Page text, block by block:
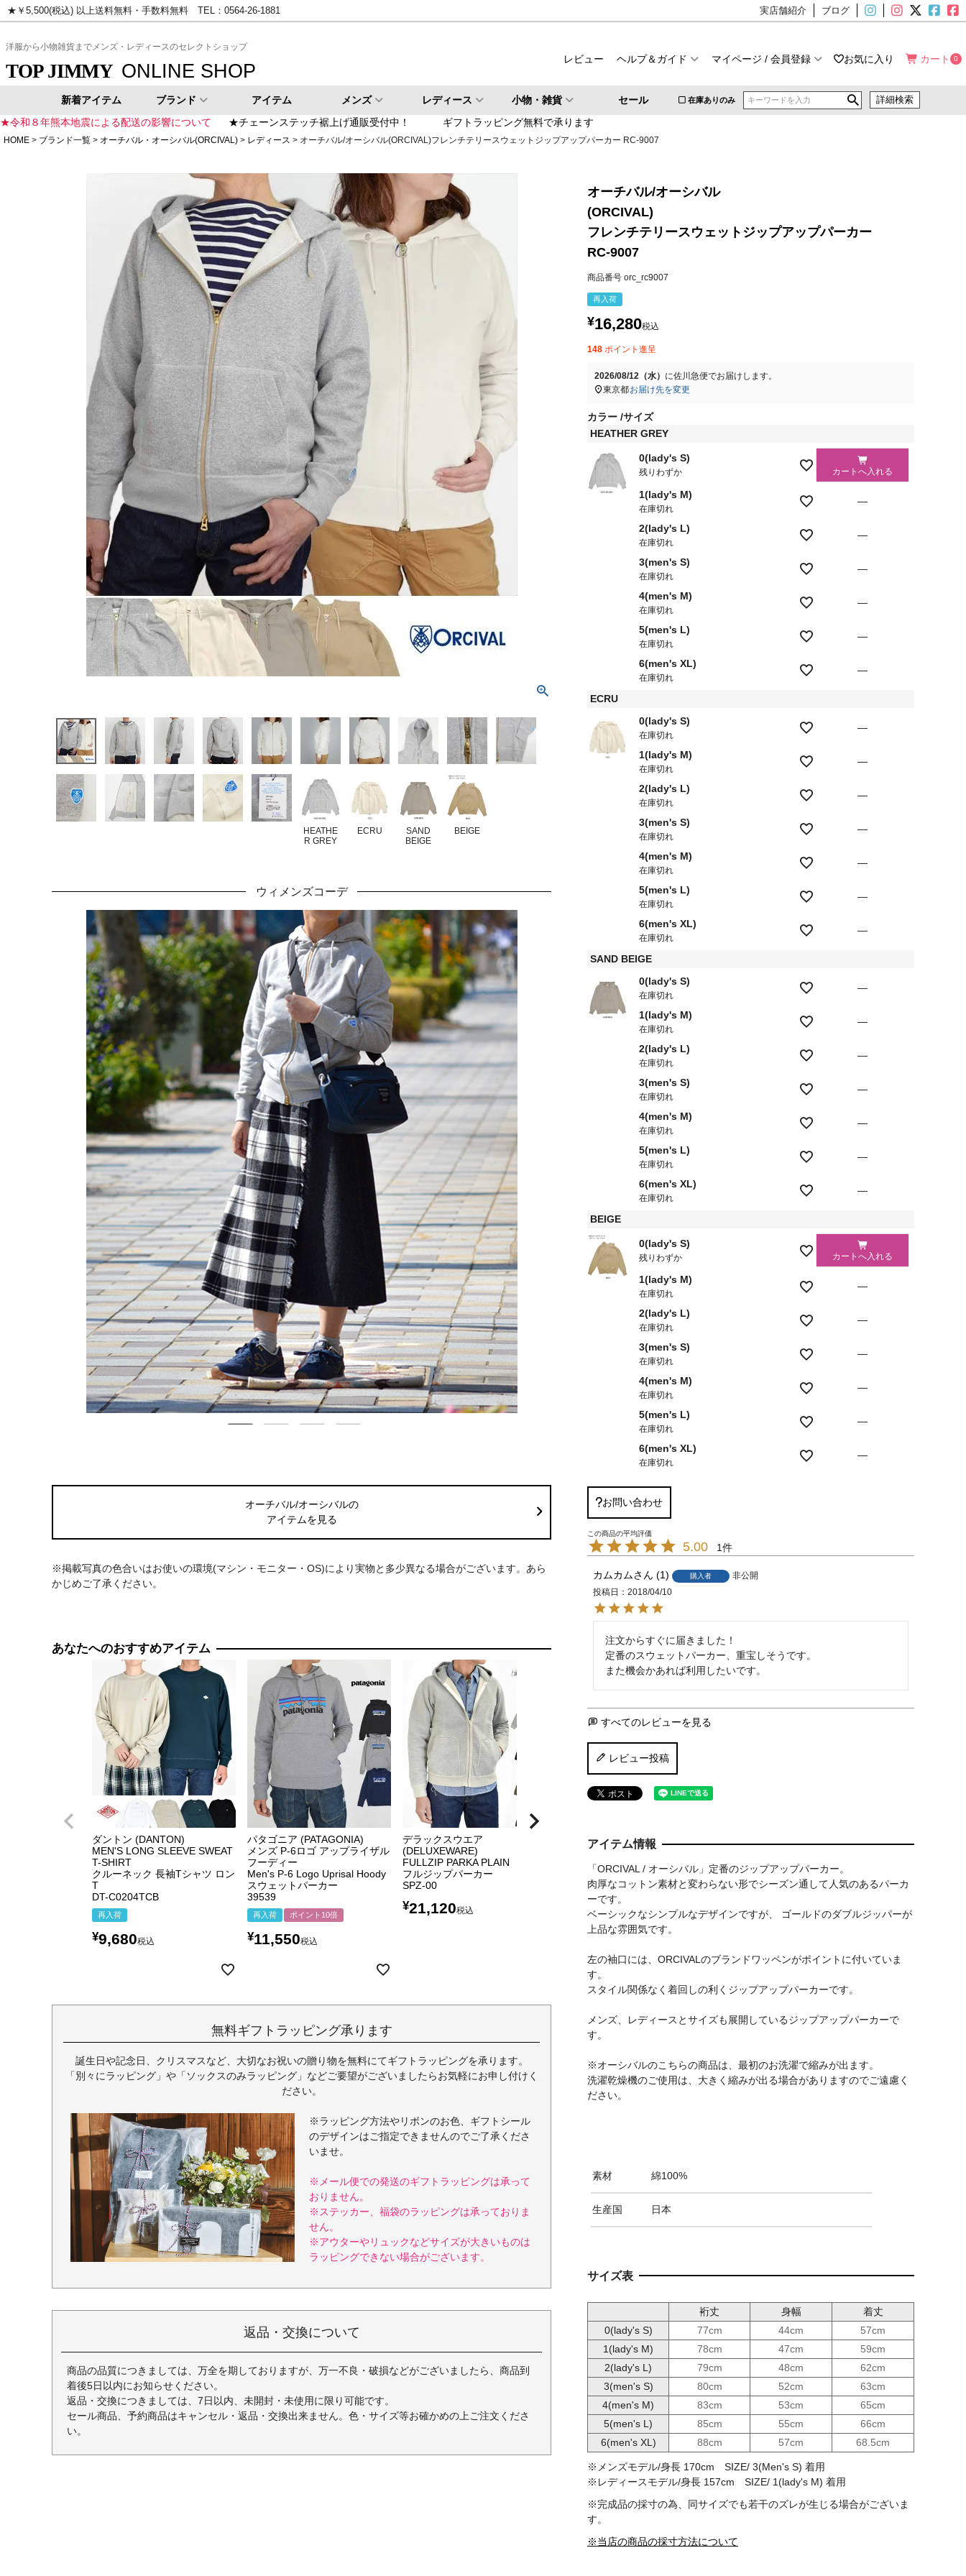
★￥5,500(税込) 以上送料無料・手数料無料 TEL：0564-26-1881 実店舗紹介 ブログ
洋服から小物雑貨までメンズ・レディースのセレクトショップ
TOP JIMMY ONLINE SHOP
レビュー ヘルプ＆ガイド マイページ / 会員登録 お気に入り カート 0
新着アイテム ブランド アイテム メンズ レディース 小物・雑貨 セール 在庫ありのみ 詳細検索
ピンク
イエロー ゴールド
★令和８年熊本地震による配送の影響について ★チェーンステッチ裾上げ通販受付中！ ギフトラッピング無料で承ります
HOME ブランド一覧 オーチバル・オーシバル(ORCIVAL) レディース オーチバル/オーシバル(ORCIVAL)フレンチテリースウェットジップアップパーカー RC-9007
HEATHE
R GREY
ECRU
SAND
BEIGE
BEIGE
ウィメンズコーデ
オーチバル/オーシバルの
アイテムを見る
※掲載写真の色合いはお使いの環境(マシン・モニター・OS)により実物と多少異なる場合がございます。あら
かじめご了承ください。
あなたへのおすすめアイテム
ダントン (DANTON)
MEN'S LONG SLEEVE SWEAT
T-SHIRT
クルーネック 長袖Tシャツ ロン
T
DT-C0204TCB
再入荷
¥9,680税込
パタゴニア (PATAGONIA)
メンズ P-6ロゴ アップライザル
フーディー
Men's P-6 Logo Uprisal Hoody
スウェットパーカー
39539
再入荷 ポイント10倍
¥11,550税込
デラックスウエア
(DELUXEWARE)
FULLZIP PARKA PLAIN
フルジップパーカー
SPZ-00
¥21,120税込
無料ギフトラッピング承ります
誕生日や記念日、クリスマスなど、大切なお祝いの贈り物を無料にてギフトラッピングを承ります。
「別々にラッピング」や「ソックスのみラッピング」などご要望がございましたらお気軽にお申し付けく
ださい。
※ラッピング方法やリボンのお色、ギフトシール
のデザインはご指定できませんのでご了承くださ
いませ。
※メール便での発送のギフトラッピングは承って
おりません。
※ステッカー、福袋のラッピングは承っておりま
せん。
※アウターやリュックなどサイズが大きいものは
ラッピングできない場合がございます。
返品・交換について
商品の品質につきましては、万全を期しておりますが、万一不良・破損などがございましたら、商品到
着後5日以内にお知らせください。
返品・交換につきましては、7日以内、未開封・未使用に限り可能です。
セール商品、予約商品はキャンセル・返品・交換出来ません。色・サイズ等お確かめの上ご注文くださ
い。
オーチバル/オーシバル
(ORCIVAL)
フレンチテリースウェットジップアップパーカー
RC-9007
商品番号 orc_rc9007
再入荷
¥16,280税込
148 ポイント進呈
2026/08/12（水） に佐川急便でお届けします。
東京都お届け先を変更
カラー サイズ
HEATHER GREY
0(lady's S)
残りわずか カートへ入れる
1(lady's M)
在庫切れ
—
2(lady's L)
在庫切れ
—
3(men's S)
在庫切れ
—
4(men's M)
在庫切れ
—
5(men's L)
在庫切れ
—
6(men's XL)
在庫切れ
—
ECRU
0(lady's S)
在庫切れ
—
1(lady's M)
在庫切れ
—
2(lady's L)
在庫切れ
—
3(men's S)
在庫切れ
—
4(men's M)
在庫切れ
—
5(men's L)
在庫切れ
—
6(men's XL)
在庫切れ
—
SAND BEIGE
0(lady's S)
在庫切れ
—
1(lady's M)
在庫切れ
—
2(lady's L)
在庫切れ
—
3(men's S)
在庫切れ
—
4(men's M)
在庫切れ
—
5(men's L)
在庫切れ
—
6(men's XL)
在庫切れ
—
BEIGE
0(lady's S)
残りわずか カートへ入れる
1(lady's M)
在庫切れ
—
2(lady's L)
在庫切れ
—
3(men's S)
在庫切れ
—
4(men's M)
在庫切れ
—
5(men's L)
在庫切れ
—
6(men's XL)
在庫切れ
—
お問い合わせ
5.00 1
カムカム 1 購入者
非公開
投稿日
2018/04/10
注文からすぐに届きました！
定番のスウェットパーカー、重宝しそうです。
また機会かあれば利用したいです。
すべてのレビューを見る
レビュー投稿
アイテム情報
「ORCIVAL / オーシバル」定番のジップアップパーカー。
肉厚なコットン素材と変わらない形でシーズン通して人気のあるパーカ
ーです。
ベーシックなシンプルなデザインですが、 ゴールドのダブルジッパーが
上品な雰囲気です。
左の袖口には、ORCIVALのブランドワッペンがポイントに付いていま
す。
スタイル関係なく着回しの利くジップアップパーカーです。
メンズ、レディースとサイズも展開しているジップアップパーカーで
す。
※オーシバルのこちらの商品は、最初のお洗濯で縮みが出ます。
洗濯乾燥機のご使用は、大きく縮みが出る場合がありますのでご遠慮く
ださい。
素材 綿100%
生産国 日本
サイズ表
裄丈 身幅
着丈
0(lady's S)
77cm 44cm
57cm
1(lady's M)
78cm 47cm
59cm
2(lady's L)
79cm 48cm
62cm
3(men's S)
80cm 52cm
63cm
4(men's M)
83cm 53cm
65cm
5(men's L)
85cm 55cm
66cm
6(men's XL)
88cm 57cm 68.5cm
※メンズモデル/身長 170cm SIZE/ 3(Men's S) 着用
※レディースモデル/身長 157cm SIZE/ 1(lady's M) 着用
※完成品の採寸の為、同サイズでも若干のズレが生じる場合がございま
す。
※当店の商品の採寸方法について